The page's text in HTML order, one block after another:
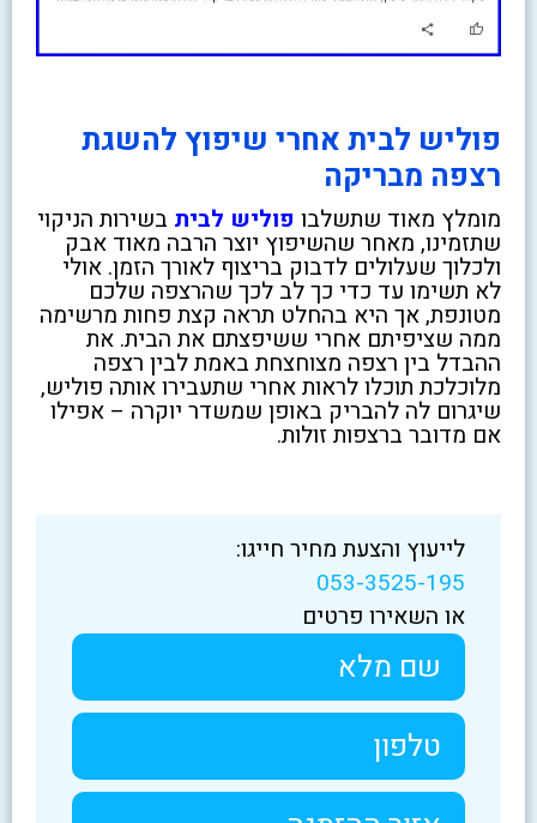
פוליש לבית אחרי שיפוץ להשגת
רצפה מבריקה
מומלץ מאוד שתשלבו פוליש לבית בשירות הניקוי
שתזמינו, מאחר שהשיפוץ יוצר הרבה מאוד אבק
ולכלוך שעלולים לדבוק בריצוף לאורך הזמן. אולי
לא תשימו עד כדי כך לב לכך שהרצפה שלכם
מטונפת, אך היא בהחלט תראה קצת פחות מרשימה
ממה שציפיתם אחרי ששיפצתם את הבית. את
ההבדל בין רצפה מצוחצחת באמת לבין רצפה
מלוכלכת תוכלו לראות אחרי שתעבירו אותה פוליש,
שיגרום לה להבריק באופן שמשדר יוקרה – אפילו
אם מדובר ברצפות זולות.
לייעוץ והצעת מחיר חייגו:
053-3525-195
או השאירו פרטים